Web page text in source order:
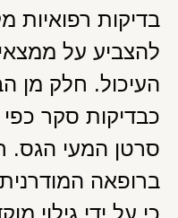
בדיקות רפואיות
להצביע על
העיכול. חלק מן
כבדיקות סקר
סרטן המעי הגס.
ברופאה
כי על ידי גילוי